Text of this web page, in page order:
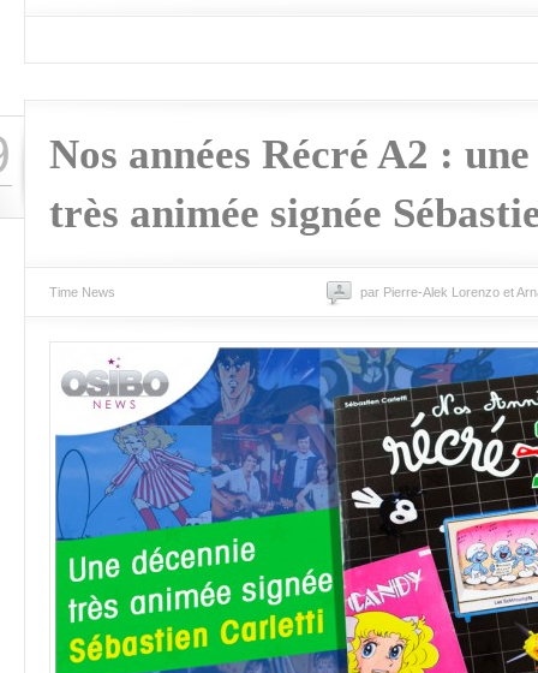
Nos années Récré A2 :
très animée signée
Time News par Pierre-Alek Lorenzo et